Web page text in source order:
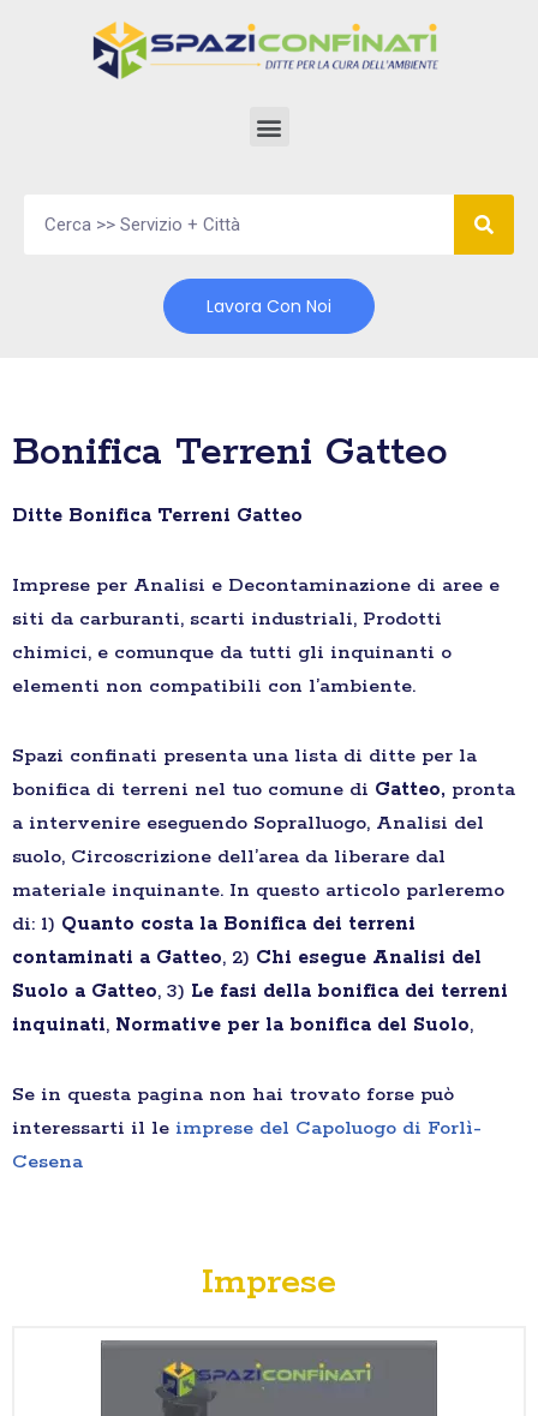
Lavora Con Noi
Bonifica Terreni Gatteo
Ditte Bonifica Terreni Gatteo
Imprese per Analisi e Decontaminazione di aree e
siti da carburanti, scarti industriali, Prodotti
chimici, e comunque da tutti gli inquinanti o
elementi non compatibili con l’ambiente.
Spazi confinati presenta una lista di ditte per la
bonifica di terreni nel tuo comune di Gatteo, pronta
a intervenire eseguendo Sopralluogo, Analisi del
suolo, Circoscrizione dell’area da liberare dal
materiale inquinante. In questo articolo parleremo
di: 1) Quanto costa la Bonifica dei terreni
contaminati a Gatteo, 2) Chi esegue Analisi del
Suolo a Gatteo, 3) Le fasi della bonifica dei terreni
inquinati, Normative per la bonifica del Suolo,
Se in questa pagina non hai trovato forse può
interessarti il le imprese del Capoluogo di Forlì-
Cesena
Imprese